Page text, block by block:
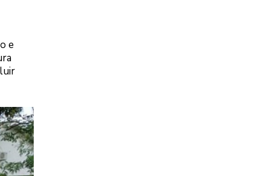
e